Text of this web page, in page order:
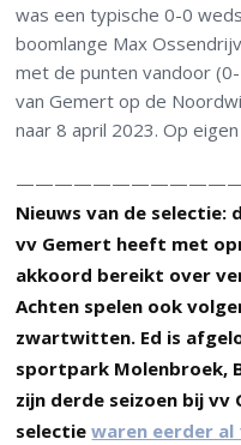
was een typische 0-0
boomlange Max
met de punten vandoor
van Gemert op de
naar 8 april 2023. Op
Nieuws van de selectie:
vv Gemert heeft met
akkoord bereikt over
Achten spelen ook
zwartwitten. Ed is
sportpark Molenbroek,
zijn derde seizoen bij vv
selectiewaren eerder al